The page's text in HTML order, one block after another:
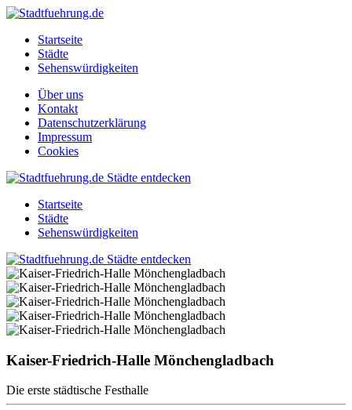
Startseite
Städte
Sehenswürdigkeiten
Über uns
Kontakt
Datenschutzerklärung
Impressum
Cookies
Startseite
Städte
Sehenswürdigkeiten
Kaiser-Friedrich-Halle Mönchengladbach
Die erste städtische Festhalle